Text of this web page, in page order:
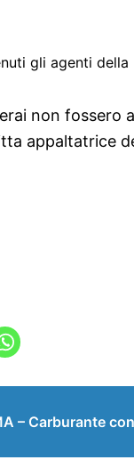
gli agenti
non fossero
appaltatrice
– Carburante